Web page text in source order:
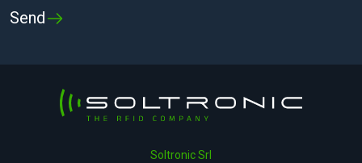
Soltronic Srl